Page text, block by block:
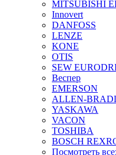
MITSUBISHI
Innovert
DANFOSS
LENZE
KONE
OTIS
SEW
Веспер
EMERSON
ALLEN-
YASKAWA
VACON
TOSHIBA
BOSCH
Посмотреть